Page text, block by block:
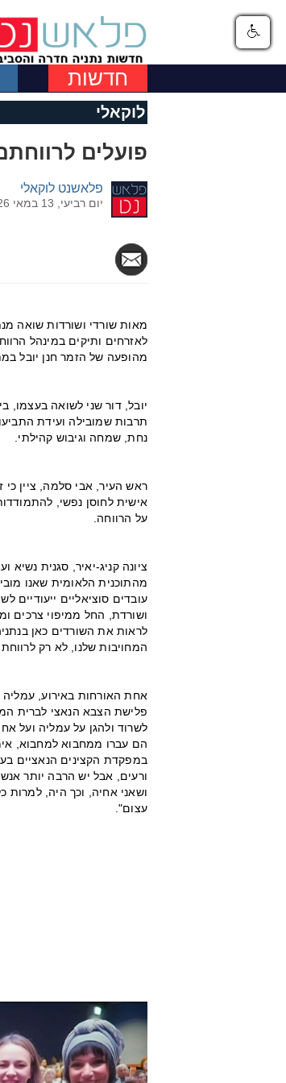
חדשות
לוקאלי
פועלים
פלאשנט לוקאלי
יום רביעי, 13 במאי 2026, 19:02
מאות שורדי ושורדות שואה
לאזרחים ותיקים במינהל
מהופעה של הזמר חנן יובל
יובל, דור שני לשואה בעצמו,
תרבות שמובילה ועידת
נחת, שמחה וגיבוש קהילתי.
ראש העיר, אבי סלמה, ציין כי
אישית לחוסן נפשי,
על הרווחה.
ציונה קניג-יאיר, סגנית
מהתוכנית הלאומית שאנו
עובדים סוציאליים
ושורדת, החל ממיפוי צרכים
לראות את השורדים כאן
המחויבות שלנו, לא רק
לשרוד ולהגן על עמליה ועל
הם עברו ממחבוא למחבוא,
במפקדת הקצינים הנאציים
ורעים, אבל יש הרבה יותר
ושאני אחיה, וכך היה, למרות
עצום".